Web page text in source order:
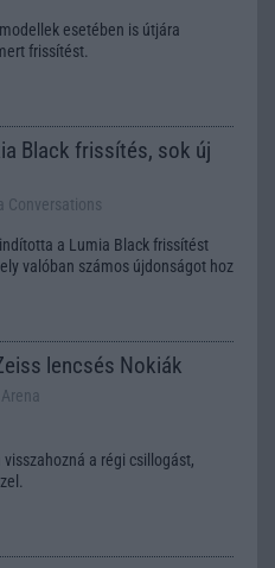
esetében is útjára
frissítést.
Black frissítés, sok új
Conversations
a Lumia Black frissítést
valóban számos újdonságot hoz
lencsés Nokiák
Arena
a régi csillogást,